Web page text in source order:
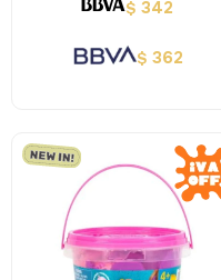
$ 342
$ 362